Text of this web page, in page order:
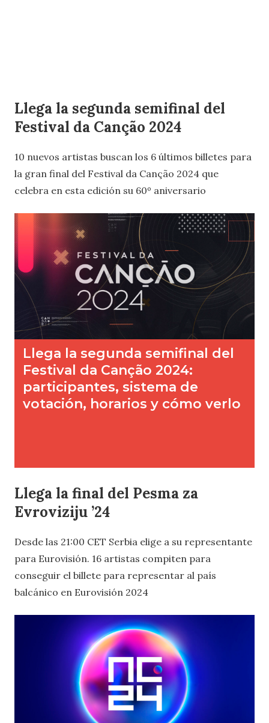
Llega la segunda semifinal del
Festival da Canção 2024
10 nuevos artistas buscan los 6 últimos billetes para
la gran final del Festival da Canção 2024 que
celebra en esta edición su 60º aniversario
Llega la final del Pesma za
Evroviziju ’24
Desde las 21:00 CET Serbia elige a su representante
para Eurovisión. 16 artistas compiten para
conseguir el billete para representar al país
balcánico en Eurovisión 2024